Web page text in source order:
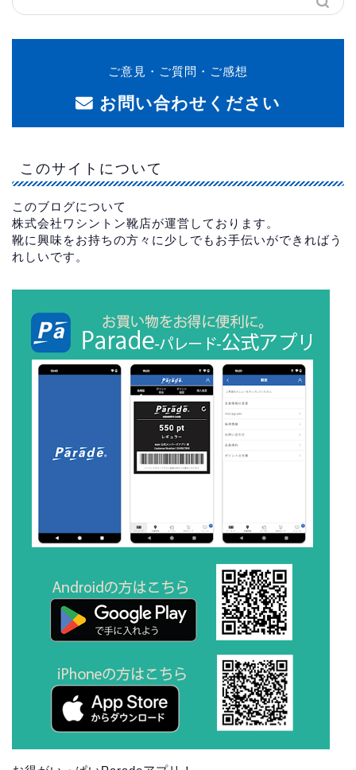
ご意見・ご質問・ご感想
お問い合わせください
このサイトについて
このブログについて
株式会社ワシントン靴店が運営しております。
靴に興味をお持ちの方々に少しでもお手伝いができればう
れしいです。